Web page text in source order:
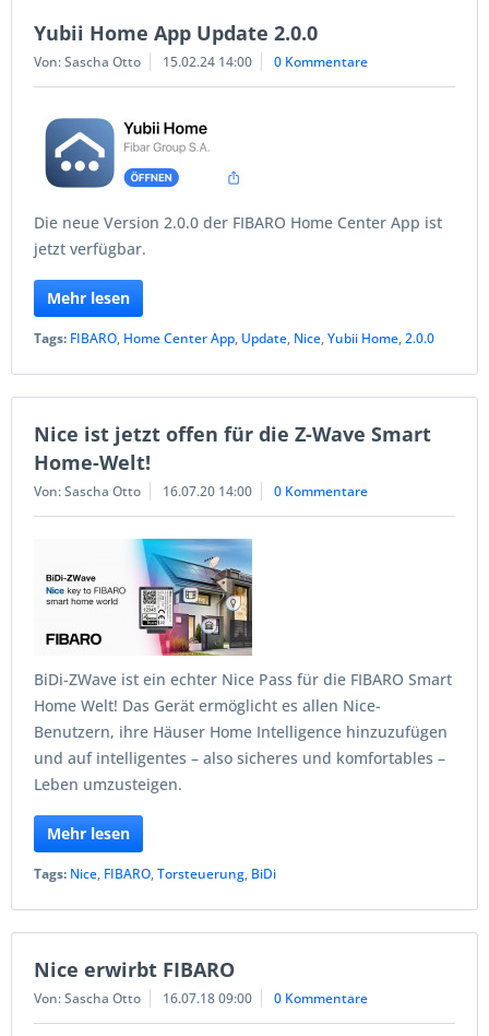
Yubii Home App Update 2.0.0
Von: Sascha Otto 15.02.24 14:00 0 Kommentare
Die neue Version 2.0.0 der FIBARO Home Center App ist
jetzt verfügbar.
Mehr lesen
Tags: FIBARO, Home Center App, Update, Nice,Yubii Home,2.0.0
Nice ist jetzt offen für die Z-Wave Smart
Home-Welt!
Von: Sascha Otto 16.07.20 14:00 0 Kommentare
BiDi-ZWave ist ein echter Nice Pass für die FIBARO Smart
Home Welt! Das Gerät ermöglicht es allen Nice-
Benutzern, ihre Häuser Home Intelligence hinzuzufügen
und auf intelligentes – also sicheres und komfortables –
Leben umzusteigen.
Mehr lesen
Tags: Nice, FIBARO,Torsteuerung, BiDi
Nice erwirbt FIBARO
Von: Sascha Otto 16.07.18 09:00 0 Kommentare